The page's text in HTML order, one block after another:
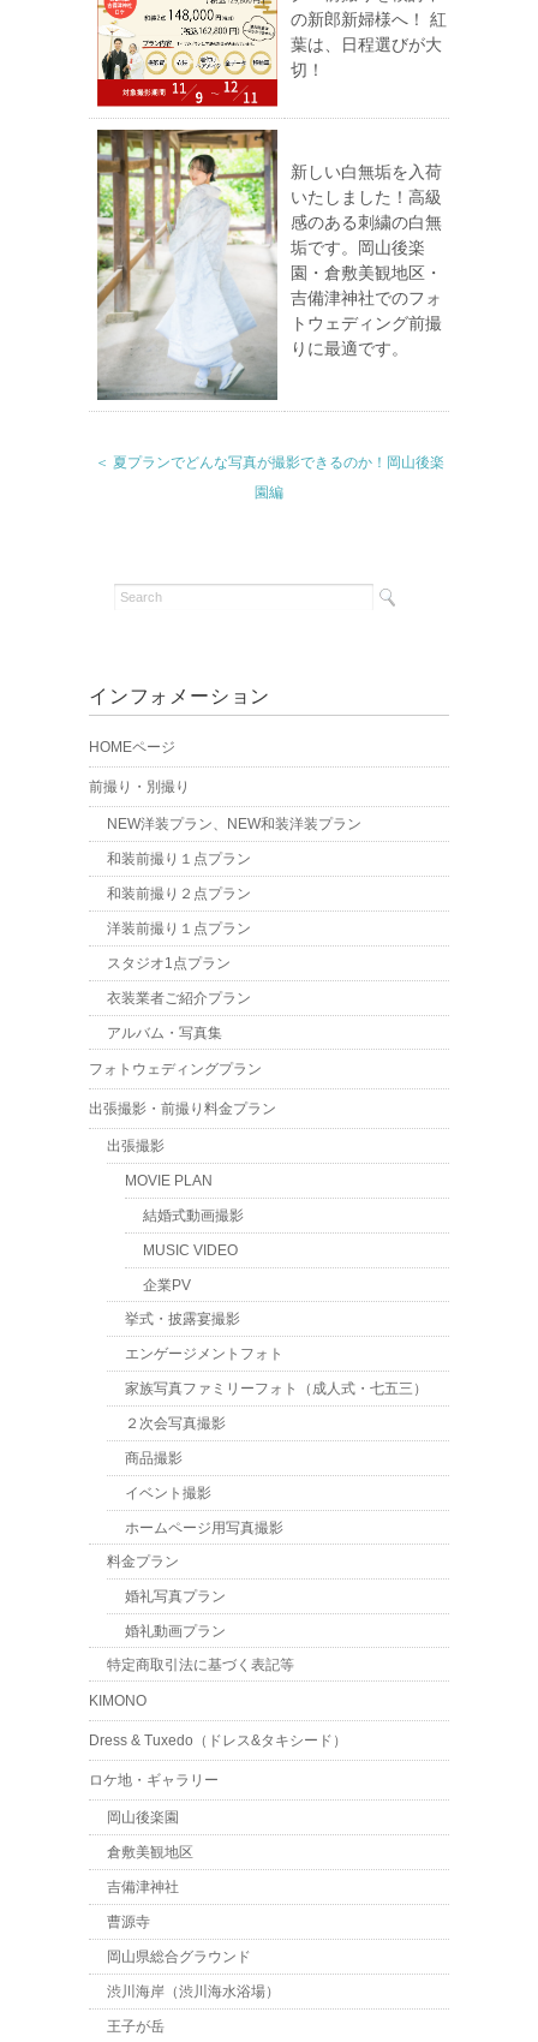
の新郎新婦様へ！ 紅
葉は、日程選びが大
切！
新しい白無垢を入荷
いたしました！高級
感のある刺繍の白無
垢です。岡山後楽
園・倉敷美観地区・
吉備津神社でのフォ
トウェディング前撮
りに最適です。
＜ 夏プランでどんな写真が撮影できるのか！岡山後楽
園編
インフォメーション
HOMEページ
前撮り・別撮り
NEW洋装プラン、NEW和装洋装プラン
和装前撮り１点プラン
和装前撮り２点プラン
洋装前撮り１点プラン
スタジオ1点プラン
衣装業者ご紹介プラン
アルバム・写真集
フォトウェディングプラン
出張撮影・前撮り料金プラン
出張撮影
MOVIE PLAN
結婚式動画撮影
MUSIC VIDEO
企業PV
挙式・披露宴撮影
エンゲージメントフォト
家族写真ファミリーフォト（成人式・七五三）
２次会写真撮影
商品撮影
イベント撮影
ホームページ用写真撮影
料金プラン
婚礼写真プラン
婚礼動画プラン
特定商取引法に基づく表記等
KIMONO
Dress & Tuxedo（ドレス&タキシード）
ロケ地・ギャラリー
岡山後楽園
倉敷美観地区
吉備津神社
曹源寺
岡山県総合グラウンド
渋川海岸（渋川海水浴場）
王子が岳